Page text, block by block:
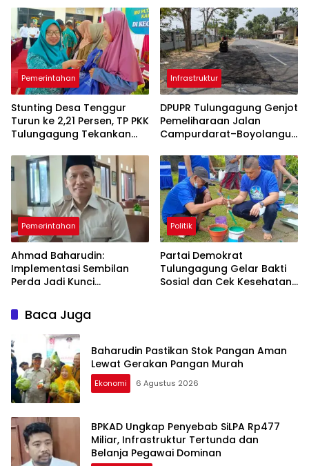
Pemerintahan
Stunting Desa Tenggur
Turun ke 2,21 Persen, TP PKK
Tulungagung Tekankan
Berkelanjutan
Infrastruktur
DPUPR Tulungagung Genjot
Pemeliharaan Jalan
Campurdarat–Boyolangu,
Diperbaiki
Pemerintahan
Ahmad Baharudin:
Implementasi Sembilan
Perda Jadi Kunci
Pembangunan
Tulungagung
Politik
Partai Demokrat
Tulungagung Gelar Bakti
Sosial dan Cek Kesehatan
Baca Juga
Baharudin Pastikan Stok Pangan Aman
Lewat Gerakan Pangan Murah
Ekonomi 6 Agustus 2026
BPKAD Ungkap Penyebab SiLPA Rp477
Miliar, Infrastruktur Tertunda dan
Belanja Pegawai Dominan